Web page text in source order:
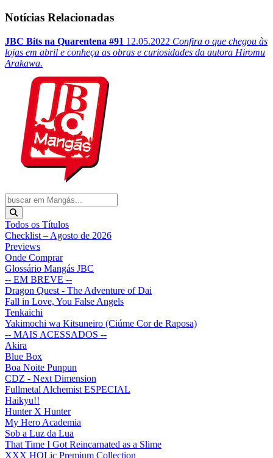
Notícias Relacionadas
JBC Bits na Quarentena #91 12.05.2022 Confira o que chegou às
lojas em abril e conheça as obras e curiosidades da autora Hiromu
Arakawa.
Todos os Títulos
Checklist – Agosto de 2026
Previews
Onde Comprar
Glossário Mangás JBC
-- EM BREVE --
Dragon Quest - The Adventure of Dai
Fall in Love, You False Angels
Tenkaichi
Yakimochi wa Kitsuneiro (Ciúme Cor de Raposa)
-- MAIS ACESSADOS --
Akira
Blue Box
Boa Noite Punpun
CDZ - Next Dimension
Fullmetal Alchemist ESPECIAL
Haikyu!!
Hunter X Hunter
My Hero Academia
Sob a Luz da Lua
That Time I Got Reincarnated as a Slime
XXX HOLic Premium Collection